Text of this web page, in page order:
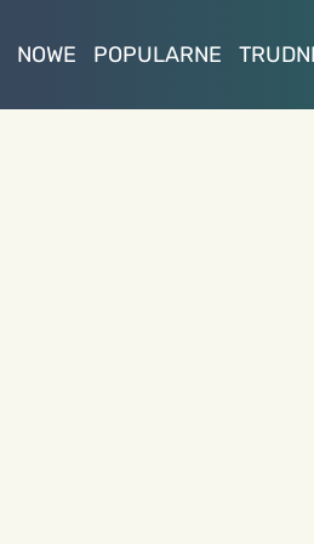
NOWE POPULARNE